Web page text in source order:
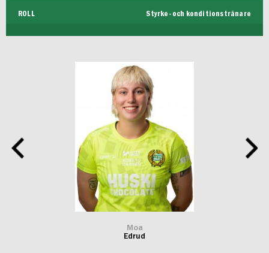
ROLL Styrke- och konditionstränare
Moa
Edrud